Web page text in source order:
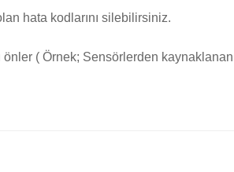
hata kodlarını silebilirsiniz.
( Örnek; Sensörlerden